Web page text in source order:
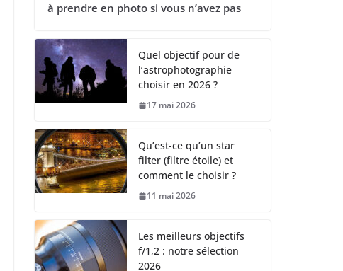
à prendre en photo si vous n’avez pas
Quel objectif pour de
l’astrophotographie
choisir en 2026 ?
17 mai 2026
Qu’est-ce qu’un star
filter (filtre étoile) et
comment le choisir ?
11 mai 2026
Les meilleurs objectifs
f/1,2 : notre sélection
2026